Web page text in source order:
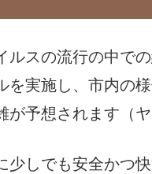
ルスの流行の中で
を実施し、市内の
が予想されます（ヤ
少しでも安全かつ